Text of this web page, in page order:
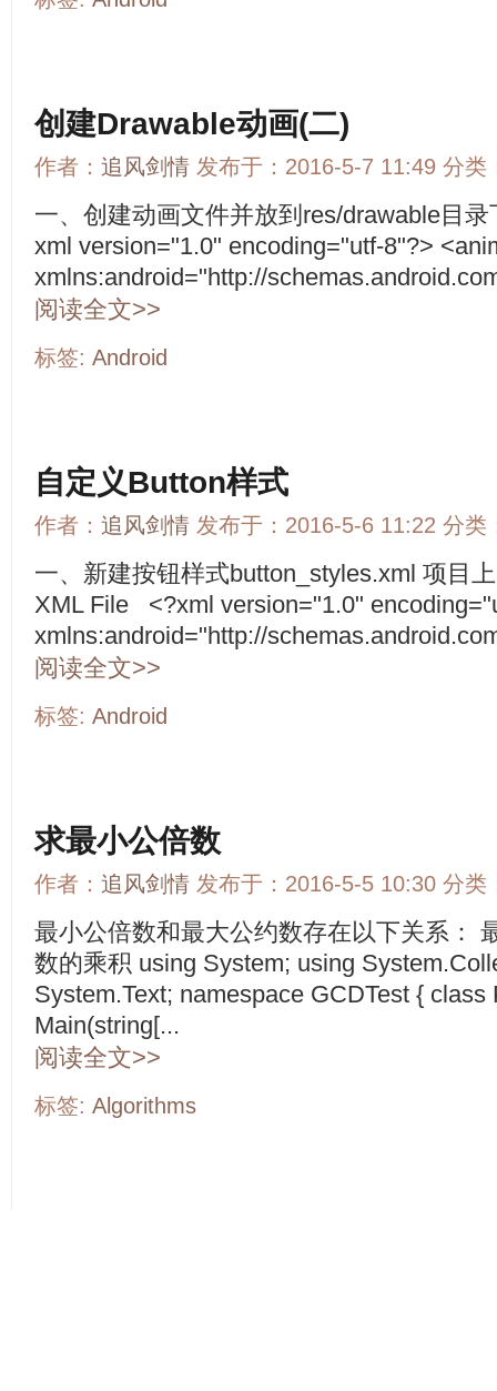
创建Drawable动画(二)
作者： 追风剑情 发布于：2016-5-7 11:49 分类
一、创建动画文件并放到res/drawable目
xml version="1.0" encoding="utf-8"?>
xmlns:android="http://
阅读全文>>
标签: Android
自定义Button样式
作者： 追风剑情 发布于：2016-5-6 11:22 分类
一、新建按钮样式button_styles.xml 项目
XML File <?xml version="1.0"
xmlns:android="http://
阅读全文>>
标签: Android
求最小公倍数
作者： 追风剑情 发布于：2016-5-5 10:30 分类
最小公倍数和最大公约数存在以下关系：
数的乘积 using System; using
System.Text; namespace GCDTest {
Main(string[...
阅读全文>>
标签: Algorithms